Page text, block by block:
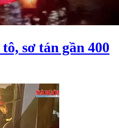
sơ tán gần 400